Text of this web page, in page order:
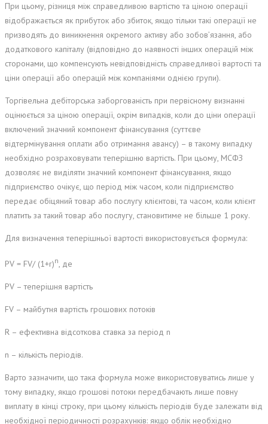
При цьому, різниця між справедливою вартістю та ціною операції
відображається як прибуток або збиток, якщо тільки такі операції не
призводять до виникнення окремого активу або зобов’язання, або
додаткового капіталу (відповідно до наявності інших операцій між
сторонами, що компенсують невідповідність справедливої вартості та
ціни операції або операцій між компаніями однією групи).
Торгівельна дебіторська заборгованість при первісному визнанні
оцінюється за ціною операції, окрім випадків, коли до ціни операції
включений значний компонент фінансування (суттєве
відтермінування оплати або отримання авансу) – в такому випадку
необхідно розраховувати теперішню вартість. При цьому, МСФЗ
дозволяє не виділяти значний компонент фінансування, якщо
підприємство очікує, що період між часом, коли підприємство
передає обіцяний товар або послугу клієнтові, та часом, коли клієнт
платить за такий товар або послугу, становитиме не більше 1 року.
Для визначення теперішньої вартості використовується формула:
PV = FV/ (1+r)n, де
PV – теперішня вартість
FV – майбутня вартість грошових потоків
R – ефективна відсоткова ставка за період n
n – кількість періодів.
Варто зазначити, що така формула може використовуватись лише у
тому випадку, якщо грошові потоки передбачають лише повну
виплату в кінці строку, при цьому кількість періодів буде залежати від
необхідної періодичності розрахунків: якщо облік необхідно